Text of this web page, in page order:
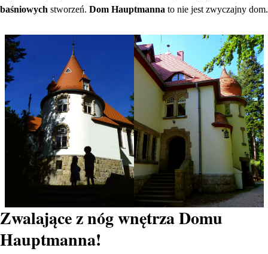
baśniowych stworzeń. Dom Hauptmanna to nie jest zwyczajny dom.
Zwalające z nóg wnętrza Domu
Hauptmanna!